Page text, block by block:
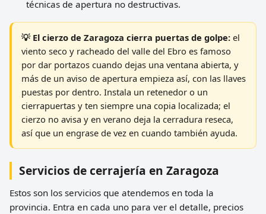
técnicas de apertura no destructivas.
💡 El cierzo de Zaragoza cierra puertas de golpe: el
viento seco y racheado del valle del Ebro es famoso
por dar portazos cuando dejas una ventana abierta, y
más de un aviso de apertura empieza así, con las llaves
puestas por dentro. Instala un retenedor o un
cierrapuertas y ten siempre una copia localizada; el
cierzo no avisa y en verano deja la cerradura reseca,
así que un engrase de vez en cuando también ayuda.
Servicios de cerrajería en Zaragoza
Estos son los servicios que atendemos en toda la
provincia. Entra en cada uno para ver el detalle, precios